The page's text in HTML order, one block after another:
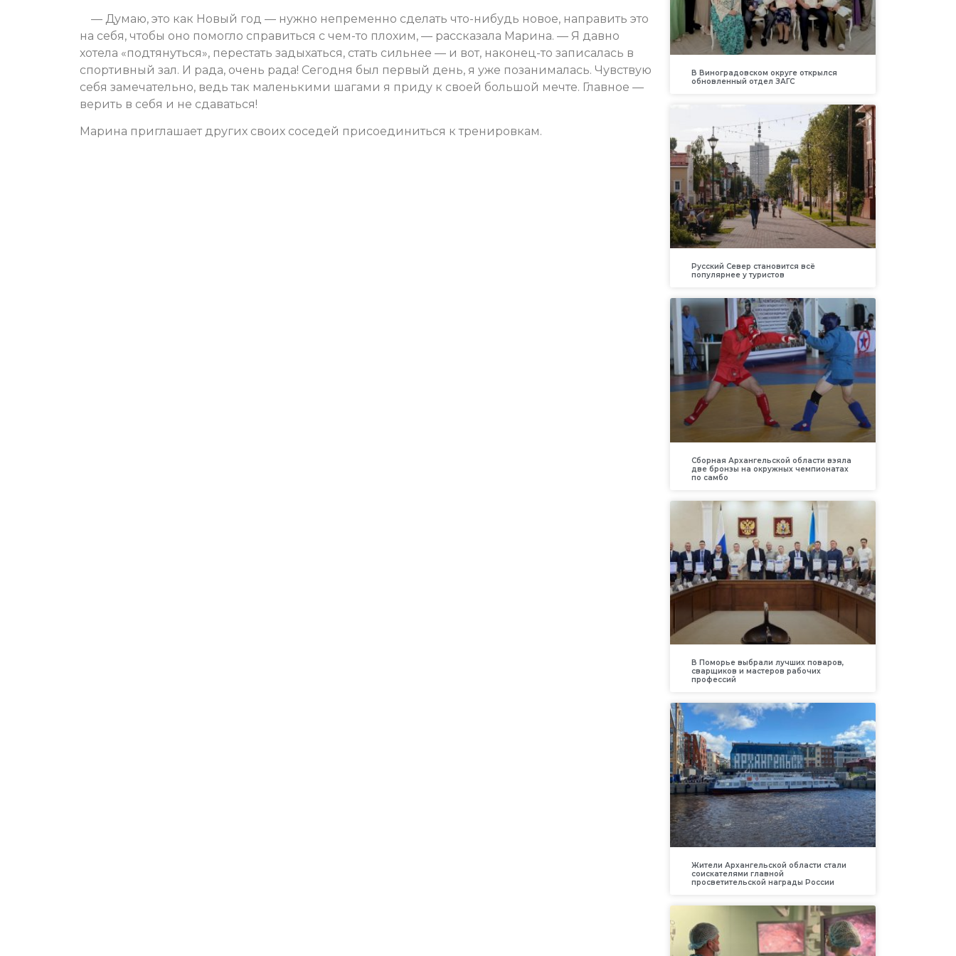
— Думаю, это как Новый год — нужно непременно сделать что-нибудь новое, направить это
на себя, чтобы оно помогло справиться с чем-то плохим, — рассказала Марина. — Я давно
хотела «подтянуться», перестать задыхаться, стать сильнее — и вот, наконец-то записалась в
спортивный зал. И рада, очень рада! Сегодня был первый день, я уже позанималась. Чувствую
себя замечательно, ведь так маленькими шагами я приду к своей большой мечте. Главное —
верить в себя и не сдаваться!
Марина приглашает других своих соседей присоединиться к тренировкам.
В Виноградовском округе открылся
обновленный отдел ЗАГС
Русский Север становится всё
популярнее у туристов
Сборная Архангельской области взяла
две бронзы на окружных чемпионатах
по самбо
В Поморье выбрали лучших поваров,
сварщиков и мастеров рабочих
профессий
Жители Архангельской области стали
соискателями главной
просветительской награды России